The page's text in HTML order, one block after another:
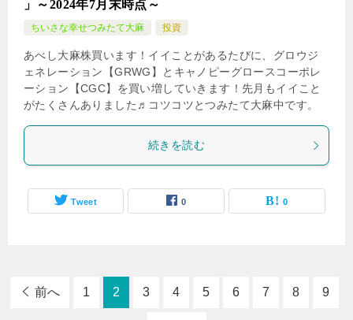
」～2024年7月末時点～
ちいさな幸せつみたて大麻 投資
あべし大麻株買います！イイことがあるたびに、グロウジ
ェネレーション【GRWG】とキャノピーグロースコーポレ
ーション【CGC】を買い増していきます！先月もイイこと
がたくさんありました♬コツコツとつみたて大麻中です。
続きを読む
Tweet 0 0
前へ 1 2 3 4 5 6 7 8 9